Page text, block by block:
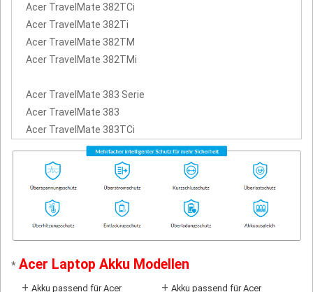
Acer TravelMate 382TCi
Acer TravelMate 382Ti
Acer TravelMate 382TM
Acer TravelMate 382TMi
Acer TravelMate 383 Serie
Acer TravelMate 383
Acer TravelMate 383TCi
* Acer Laptop Akku Modellen
+ Akku passend für Acer + Akku passend für Acer